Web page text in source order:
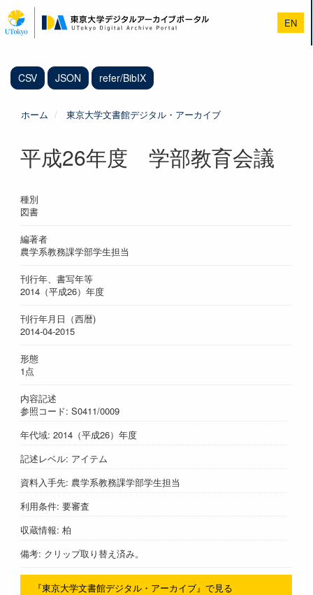
イ
ン
EN
CSV JSON refer/BibIX
ホーム 東京大学文書館デジタル・アーカイブ
平成26年度 学部教育会議
種別
図書
編著者
農学系教務課学部学生担当
刊行年、書写年等
2014（平成26）年度
刊行年月日（西暦)
2014-04-2015
形態
1点
内容記述
参照コード: S0411/0009
年代域: 2014（平成26）年度
記述レベル: アイテム
資料入手先: 農学系教務課学部学生担当
利用条件: 要審査
収蔵情報: 柏
備考: クリップ取り替え済み。
『東京大学文書館デジタル・アーカイブ』で見る